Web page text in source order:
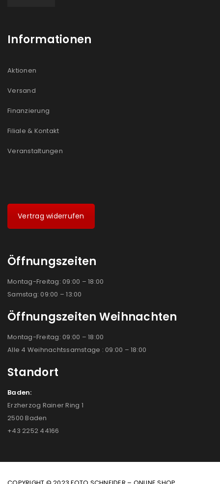
Informationen
Aktionen
Versand
Finanzierung
Filiale & Kontakt
Veranstaltungen
Vertrag widerrufen
Öffnungszeiten
Montag-Freitag: 09:00 – 18:00
Samstag: 09:00 – 13:00
Öffnungszeiten Weihnachten
Montag-Freitag: 09:00 – 18:00
Alle 4 Weihnachtssamstage : 09:00 – 18:00
Standort
Baden:
Erzherzog Rainer Ring 1
2500 Baden
+43 2252 44166